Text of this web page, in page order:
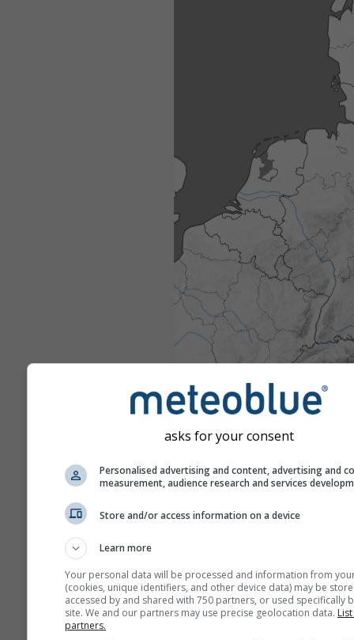
asks for your consent
Personalised advertising and content, advertising and
measurement, audience research and services
Store and/or access information on a device
Learn more
Your personal data will be processed and information from
(cookies, unique identifiers, and other device data) may be
accessed by and shared with 750 partners, or used specifically
site. We and our partners may use precise geolocation data.
partners.